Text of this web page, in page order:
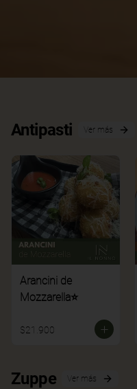
Antipasti Ver más
Arancini de
Mozzarella⭐
$21.900
Zuppe Ver más